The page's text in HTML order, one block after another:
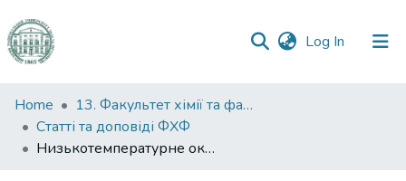
Log In (current)
Communities
&
Collections
Home
13. Факультет хімії та фармації
Статті та доповіді ФХФ
Низькотемпературне окиснення карбон(ІІ) оксиду киснем в присутності каталізатора на основі солей паладію(ІІ), купруму(ІІ) та силікагелю марки КСКГ